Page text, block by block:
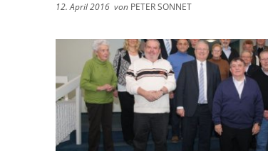
12. April 2016 von PETER SONNET